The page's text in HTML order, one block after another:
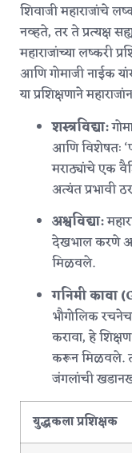
शिवाजी महाराजांचे
नव्हते, तर ते प्रत्यक्ष
महाराजांच्या लष्करी
आणि गोमाजी नाईक
या प्रशिक्षणाने
शस्त्रविद्या:
आणि विशेषतः
मराठ्यांचे एक
अत्यंत प्रभावी
अश्वविद्या:
देखभाल करणे
मिळवले.
गनिमी कावा
भौगोलिक
करावा, हे
करून मिळवले.
जंगलांची
युद्धकला प्रशिक्षक